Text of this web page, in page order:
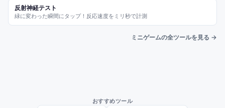
反射神経テスト
緑に変わった瞬間にタップ！反応速度をミリ秒で計測
ミニゲームの全ツールを見る →
おすすめツール